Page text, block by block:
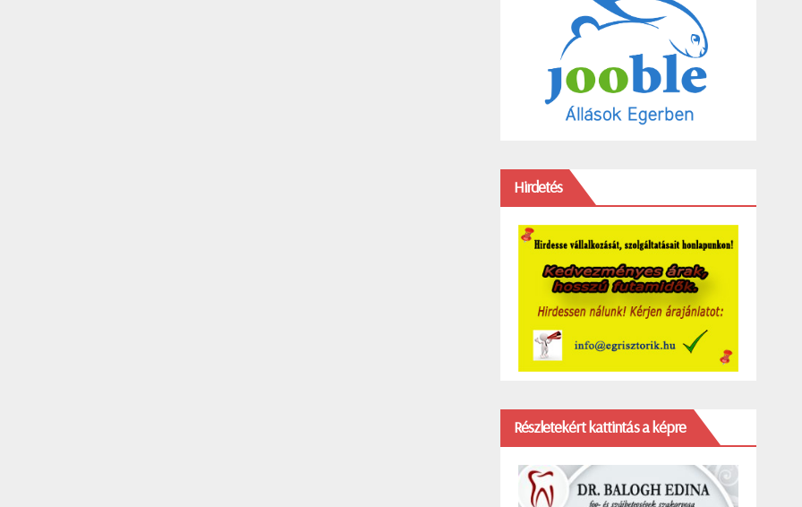
Hirdetés
Részletekért kattintás a képre